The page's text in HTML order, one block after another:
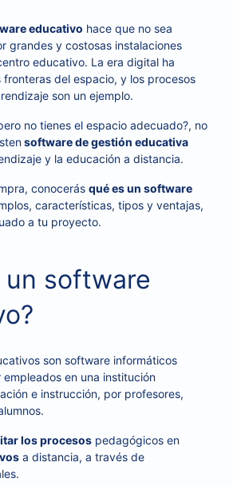
educativo hace que no sea
grandes y costosas instalaciones
educativo. La era digital ha
fronteras del espacio, y los procesos
son un ejemplo.
no tienes el espacio adecuado?, no
software de gestión educativa
y la educación a distancia.
conocerás qué es un software
características, tipos y ventajas,
a tu proyecto.
un software
son software informáticos
en una institución
e instrucción, por profesores,
los procesos pedagógicos en
a distancia, a través de